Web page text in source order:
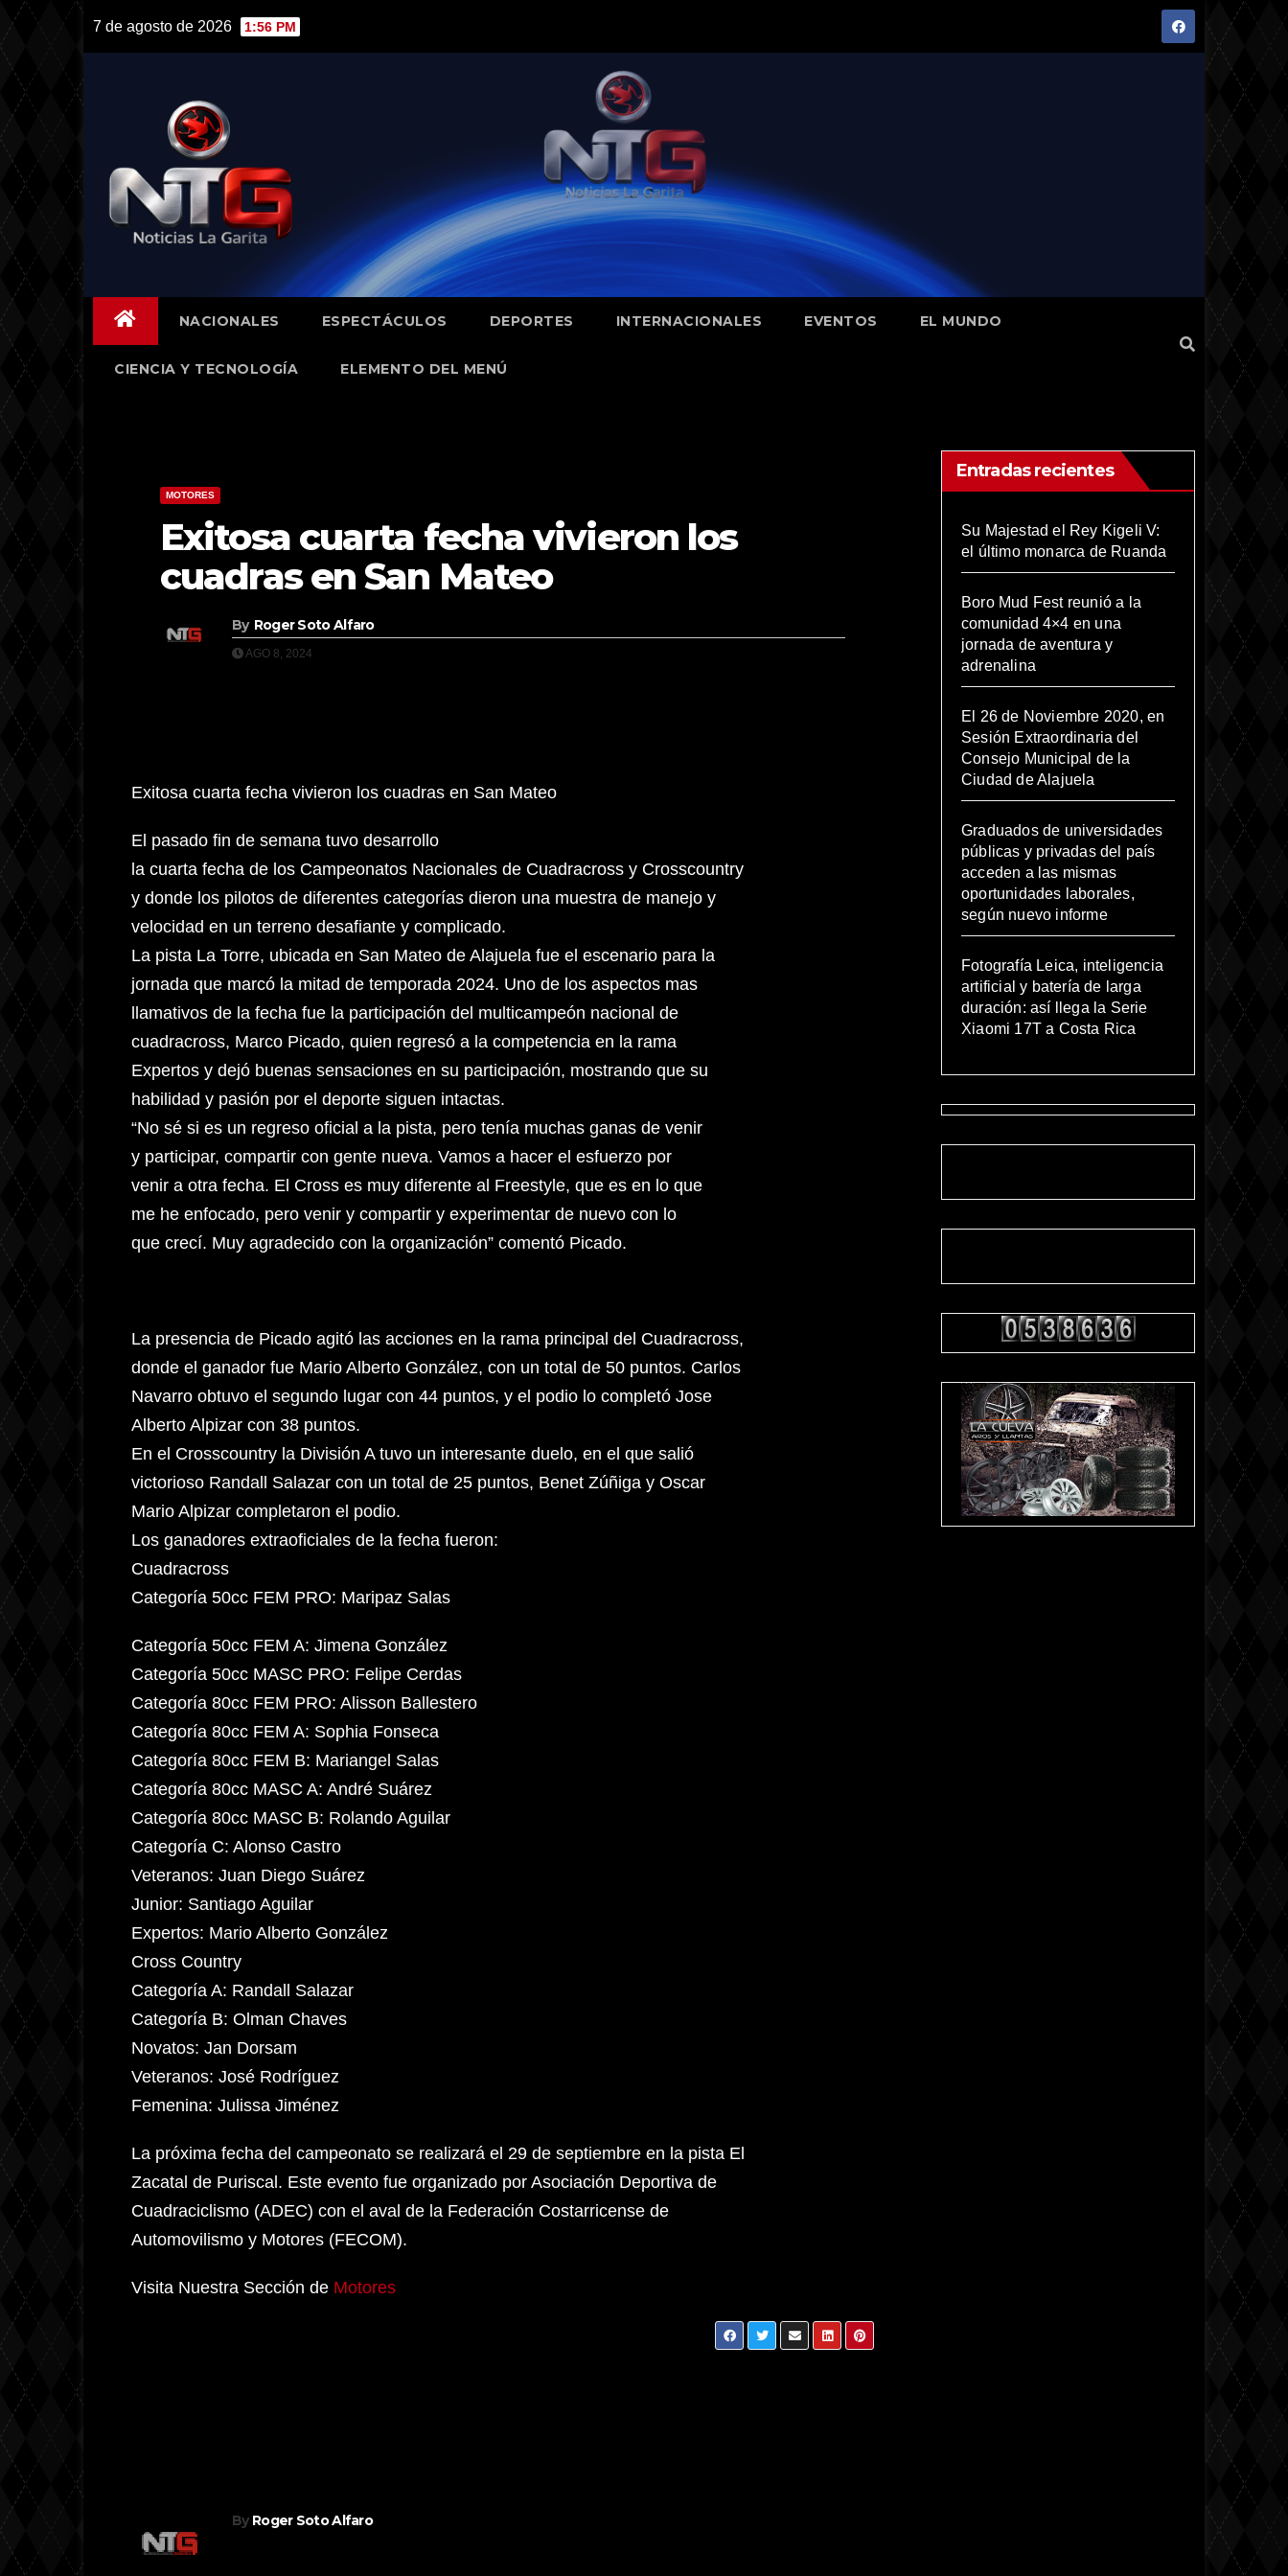
Skip
7 de agosto de 2026 1:56 PM
NACIONALES ESPECTÁCULOS DEPORTES INTERNACIONALES EVENTOS EL MUNDO
CIENCIA Y TECNOLOGÍA ELEMENTO DEL MENÚ
MOTORES
Exitosa cuarta fecha vivieron los
cuadras en San Mateo
By Roger Soto Alfaro
AGO 8, 2024
Exitosa cuarta fecha vivieron los cuadras en San Mateo
El pasado fin de semana tuvo desarrollo
la cuarta fecha de los Campeonatos Nacionales de Cuadracross y Crosscountry
y donde los pilotos de diferentes categorías dieron una muestra de manejo y
velocidad en un terreno desafiante y complicado.
La pista La Torre, ubicada en San Mateo de Alajuela fue el escenario para la
jornada que marcó la mitad de temporada 2024. Uno de los aspectos mas
llamativos de la fecha fue la participación del multicampeón nacional de
cuadracross, Marco Picado, quien regresó a la competencia en la rama
Expertos y dejó buenas sensaciones en su participación, mostrando que su
habilidad y pasión por el deporte siguen intactas.
“No sé si es un regreso oficial a la pista, pero tenía muchas ganas de venir
y participar, compartir con gente nueva. Vamos a hacer el esfuerzo por
venir a otra fecha. El Cross es muy diferente al Freestyle, que es en lo que
me he enfocado, pero venir y compartir y experimentar de nuevo con lo
que crecí. Muy agradecido con la organización” comentó Picado.
La presencia de Picado agitó las acciones en la rama principal del Cuadracross,
donde el ganador fue Mario Alberto González, con un total de 50 puntos. Carlos
Navarro obtuvo el segundo lugar con 44 puntos, y el podio lo completó Jose
Alberto Alpizar con 38 puntos.
En el Crosscountry la División A tuvo un interesante duelo, en el que salió
victorioso Randall Salazar con un total de 25 puntos, Benet Zúñiga y Oscar
Mario Alpizar completaron el podio.
Los ganadores extraoficiales de la fecha fueron:
Cuadracross
Categoría 50cc FEM PRO: Maripaz Salas
Categoría 50cc FEM A: Jimena González
Categoría 50cc MASC PRO: Felipe Cerdas
Categoría 80cc FEM PRO: Alisson Ballestero
Categoría 80cc FEM A: Sophia Fonseca
Categoría 80cc FEM B: Mariangel Salas
Categoría 80cc MASC A: André Suárez
Categoría 80cc MASC B: Rolando Aguilar
Categoría C: Alonso Castro
Veteranos: Juan Diego Suárez
Junior: Santiago Aguilar
Expertos: Mario Alberto González
Cross Country
Categoría A: Randall Salazar
Categoría B: Olman Chaves
Novatos: Jan Dorsam
Veteranos: José Rodríguez
Femenina: Julissa Jiménez
La próxima fecha del campeonato se realizará el 29 de septiembre en la pista El
Zacatal de Puriscal. Este evento fue organizado por Asociación Deportiva de
Cuadraciclismo (ADEC) con el aval de la Federación Costarricense de
Automovilismo y Motores (FECOM).
Visita Nuestra Sección de Motores
By Roger Soto Alfaro
Entradas recientes
Su Majestad el Rey Kigeli V:
el último monarca de Ruanda
Boro Mud Fest reunió a la
comunidad 4×4 en una
jornada de aventura y
adrenalina
El 26 de Noviembre 2020, en
Sesión Extraordinaria del
Consejo Municipal de la
Ciudad de Alajuela
Graduados de universidades
públicas y privadas del país
acceden a las mismas
oportunidades laborales,
según nuevo informe
Fotografía Leica, inteligencia
artificial y batería de larga
duración: así llega la Serie
Xiaomi 17T a Costa Rica